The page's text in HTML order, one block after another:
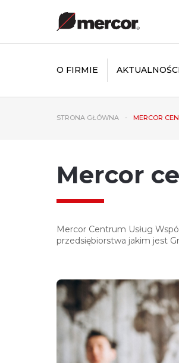
O FIRMIE
STRONA GŁÓWNA MERCOR
Mercor
Mercor Centrum Usług
przedsiębiorstwa jakim jest